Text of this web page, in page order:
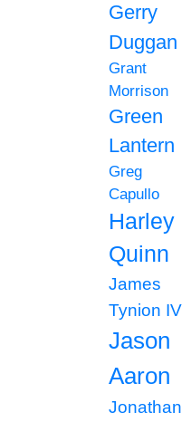
Gerry
Duggan
Grant
Morrison
Green
Lantern
Greg
Capullo
Harley
Quinn
James
Tynion IV
Jason
Aaron
Jonathan